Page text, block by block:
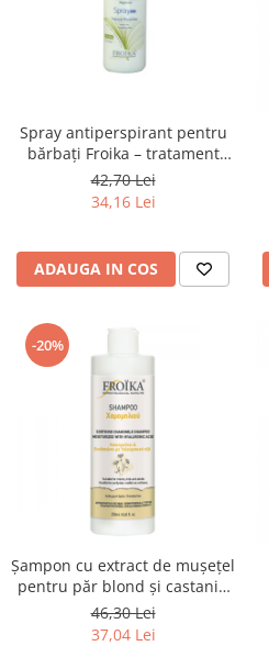
Spray antiperspirant pentru
bărbați Froika – tratament
pentru hiperhidroză și
bromhidroză
42,70 Lei
34,16 Lei
ADAUGA IN COS
-20%
Șampon cu extract de mușețel
pentru păr blond și castaniu
Froika
46,30 Lei
37,04 Lei